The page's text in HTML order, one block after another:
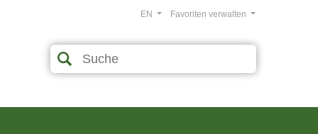
Favoriten verwalten
EN